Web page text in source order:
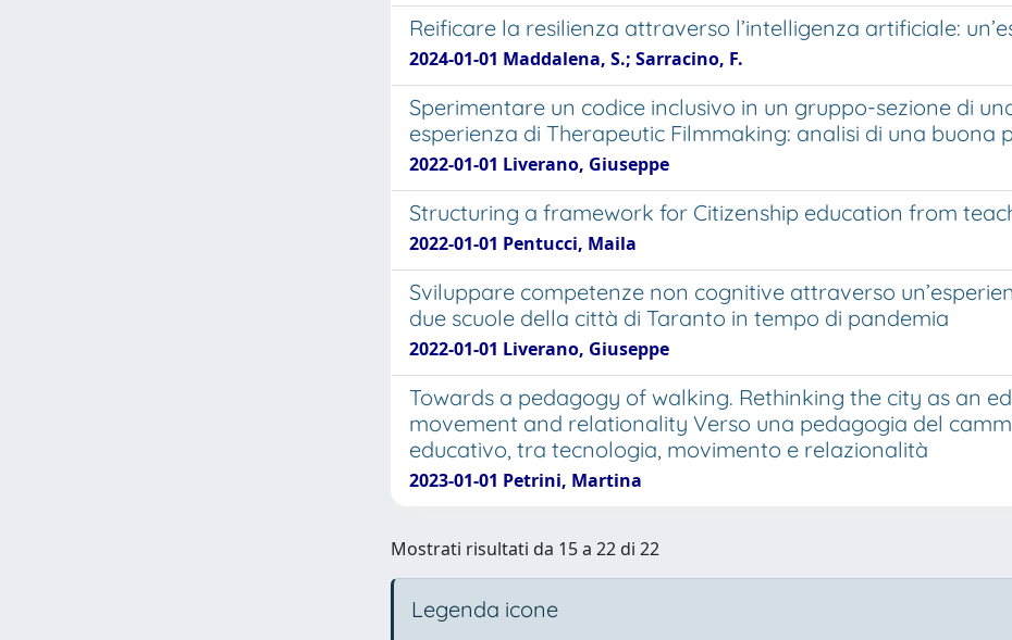
Reificare la resilienza attraverso l’intelligenza artificiale:
2024-01-01 Maddalena, S.; Sarracino, F.
Sperimentare un codice inclusivo in un gruppo-sezione di
esperienza di Therapeutic Filmmaking: analisi di una buona
2022-01-01 Liverano, Giuseppe
Structuring a framework for Citizenship education from
2022-01-01 Pentucci, Maila
Sviluppare competenze non cognitive attraverso
due scuole della città di Taranto in tempo di pandemia
2022-01-01 Liverano, Giuseppe
Towards a pedagogy of walking. Rethinking the city as an
movement and relationality Verso una pedagogia del
educativo, tra tecnologia, movimento e relazionalità
2023-01-01 Petrini, Martina
Mostrati risultati da 15 a 22 di 22
Legenda icone